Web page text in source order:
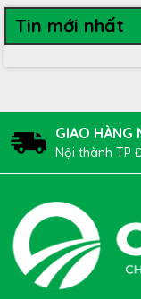
Tin mới nhất
GIAO HÀNG
Nội thành TP